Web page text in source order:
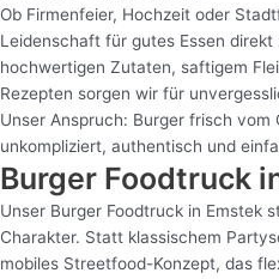
Ob Firmenfeier, Hochzeit oder
Leidenschaft für gutes Essen
hochwertigen Zutaten, saftigem
Rezepten sorgen wir für
Unser Anspruch: Burger frisch vom
unkompliziert, authentisch und
Burger Foodtruck
Unser Burger Foodtruck in Emstek
Charakter. Statt klassischem
mobiles Streetfood-Konzept, das